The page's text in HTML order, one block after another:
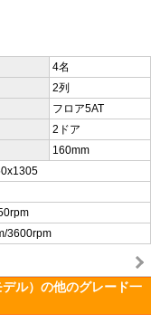
4名
2列
フロア5AT
2ドア
160mm
3600rpm
ル）の他のグレード一